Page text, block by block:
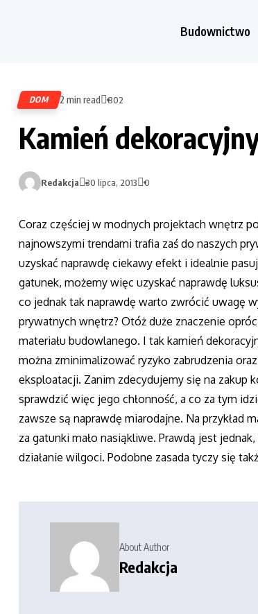
Budownictwo
DOM 2 min read 802
Kamień
Redakcja 30 lipca, 2013 0
Coraz częściej w modnych projektach wnętrz
najnowszymi trendami trafia zaś do naszych
uzyskać naprawdę ciekawy efekt i idealnie
gatunek, możemy więc uzyskać naprawdę
co jednak tak naprawdę warto zwrócić uwagę
prywatnych wnętrz? Otóż duże znaczenie
materiału budowlanego. I tak kamień
można zminimalizować ryzyko zabrudzenia
eksploatacji. Zanim zdecydujemy się na zakup
sprawdzić więc jego chłonność, a co za tym
zawsze są naprawdę miarodajne. Na przykład
za gatunki mało nasiąkliwe. Prawdą jest
działanie wilgoci. Podobne zasada tyczy się
About Author
Redakcja